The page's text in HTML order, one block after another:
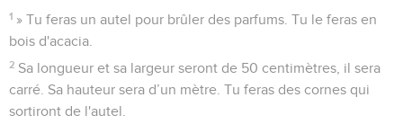
1 » Tu feras un autel pour brûler des parfums. Tu le feras en
bois d'acacia.
2 Sa longueur et sa largeur seront de 50 centimètres, il sera
carré. Sa hauteur sera d’un mètre. Tu feras des cornes qui
sortiront de l'autel.